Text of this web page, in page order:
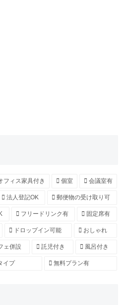
フィス家具付き 個室 会議室有
法人登記OK 郵便物の受け取り可
フリードリンク有 固定席有
ドロップイン可能 おしゃれ
ェ併設 託児付き 風呂付き
イプ 無料プラン有